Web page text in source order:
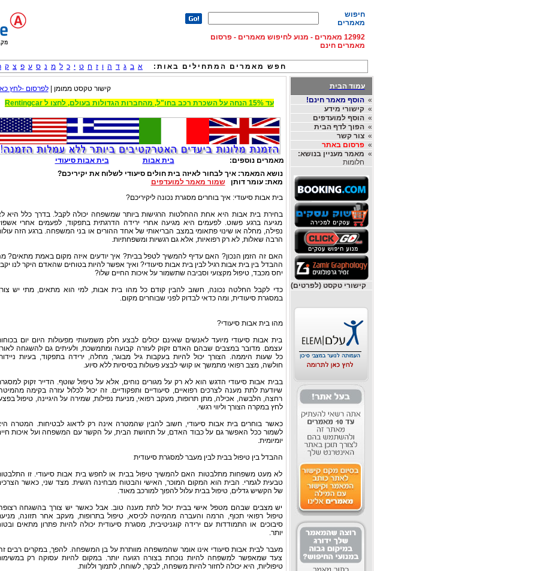
חיפוש
מאמרים
12992 מאמרים - מנוע לחיפוש מאמרים - פרסום
מאמרים חינם
חפש מאמרים המתחילים באות: א ב ג ד ה ו ז ח ט י כ ל מ נ ס ע פ צ ק
עמוד הבית
»הוסף מאמר חינם!
»קישורי מידע
»הוסף למועדפים
»הפוך לדף הבית
»צור קשר
»פרסום באתר
» מאמר מעניין בנושא:
חלומות
קישורי טקסט (לפרטים)
קישור טקסט ממומן |לפרסום -לחץ
עד 15% הנחה על השכרת רכב בחו"ל, מהחברות הגדולות בעולם, לחצו ל Rentingcar
מאמרים נוספים: בית אבות
בית אבות סיעודי
נושא המאמר:איך לבחור לאיזה בית חולים סיעודי לשלוח את יקיריכם?
מאת:עומר דותןשמור מאמר למועדפים
בית אבות סיעודי: איך בוחרים מסגרת נכונה ליקיריכם?
בחירת בית אבות היא אחת ההחלטות הרגישות ביותר שמשפחה יכולה לקבל. בדרך כלל היא
מגיעה ברגע פשוט. לפעמים היא מגיעה אחרי ירידה הדרגתית בתפקוד, לפעמים אחרי
נפילה, מחלה או שינוי פתאומי במצב הבריאותי של אחד ההורים או בני המשפחה. ברגע הזה
הרבה שאלות, לא רק רפואיות, אלא גם רגשיות ומשפחתיות.
האם זה הזמן הנכון? האם עדיף להמשיך לטפל בבית? איך יודעים איזה מקום באמת מתאים?
ההבדל בין בית אבות רגיל לבין בית אבות סיעודי? ואיך אפשר להיות בטוחים שהאדם היקר לנו
יחס מכבד, טיפול מקצועי וסביבה שתשמור על איכות החיים שלו?
כדי לקבל החלטה נכונה, חשוב להבין קודם כל מהו בית אבות, למי הוא מתאים, מתי יש
במסגרת סיעודית, ומה כדאי לבדוק לפני שבוחרים מקום.
מהו בית אבות סיעודי?
בית אבות סיעודי מיועד לאנשים שאינם יכולים לבצע חלק משמעותי מפעולות היום יום
עצמם. מדובר במצבים שבהם האדם זקוק לעזרה קבועה ומתמשכת, ולעיתים גם להשגחה
כל שעות היממה. הצורך יכול להיות בעקבות גיל מבוגר, מחלה, ירידה בתפקוד, בעיות
חולשה, מצב רפואי מתמשך או קושי לבצע פעולות בסיסיות ללא סיוע.
בבית אבות סיעודי הדגש הוא לא רק על מגורים נוחים, אלא על טיפול שוטף. הדייר זקוק
שיודעת לתת מענה לצרכים רפואיים, סיעודיים ותפקודיים. זה יכול לכלול עזרה בקימה
רחצה, הלבשה, אכילה, מתן תרופות, מעקב רפואי, מניעת נפילות, שמירה על היגיינה, טיפול
לחץ במקרה הצורך וליווי רגשי.
כאשר בוחרים בית אבות סיעודי, חשוב להבין שהמטרה אינה רק לדאוג לבטיחות. המטרה
לשמור ככל האפשר גם על כבוד האדם, על תחושת הבית, על הקשר עם המשפחה ועל איכות
יומיומית.
ההבדל בין טיפול בבית לבין מעבר למסגרת סיעודית
לא מעט משפחות מתלבטות האם להמשיך טיפול בבית או לחפש בית אבות סיעודי. זו
טבעית לגמרי. הבית הוא המקום המוכר, האישי והבטוח מבחינה רגשית. מצד שני, כאשר
של הקשיש גדלים, טיפול בבית עלול להפוך למורכב מאוד.
יש מצבים שבהם מטפל אישי בבית יכול לתת מענה טוב. אבל כאשר יש צורך בהשגחה
טיפול רפואי תכוף, הרמה והעברה מהמיטה לכיסא, טיפול בתרופות, מעקב אחר תזונה,
סיבוכים או התמודדות עם ירידה קוגניטיבית, מסגרת סיעודית יכולה להיות פתרון מתאים
יותר.
מעבר לבית אבות סיעודי אינו אומר שהמשפחה מוותרת על בן המשפחה. להפך, במקרים רבים
צעד שמאפשר למשפחה להיות נוכחת בצורה רגועה יותר. במקום להיות עסוקה רק
טיפוליות, היא יכולה לחזור להיות משפחה, לבקר, לשוחח, לתמוך וללוות.